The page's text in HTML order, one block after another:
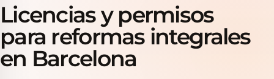
Licencias y permisos
para reformas integrales
en Barcelona